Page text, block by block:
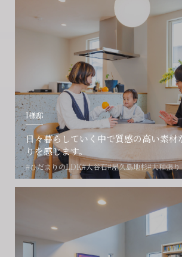
I様邸
日々暮らしていく中で質感の高い素材
りを感じます。
#ひだまりのLDK#大谷石#屋久島地杉#大和張り